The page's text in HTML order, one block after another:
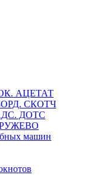
АЦЕТАТ
СКОТЧ
ДОТС
машин